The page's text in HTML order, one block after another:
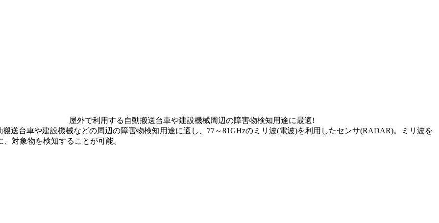
る自動搬送台車や建設機械周辺の障害物検知用途に最適!
送台車や建設機械などの周辺の障害物検知用途に適し、77～81GHzのミリ波(電波)を利用したセンサ(RADAR)。ミリ波を
対象物を検知することが可能。